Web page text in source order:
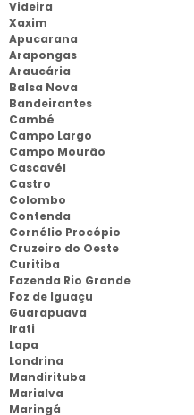
Videira
Xaxim
Apucarana
Arapongas
Araucária
Balsa Nova
Bandeirantes
Cambé
Campo Largo
Campo Mourão
Cascavél
Castro
Colombo
Contenda
Cornélio Procópio
Cruzeiro do Oeste
Curitiba
Fazenda Rio Grande
Foz de Iguaçu
Guarapuava
Irati
Lapa
Londrina
Mandirituba
Marialva
Maringá